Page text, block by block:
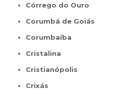
Córrego do Ouro
Corumbá de Goiás
Corumbaíba
Cristalina
Cristianópolis
Crixás